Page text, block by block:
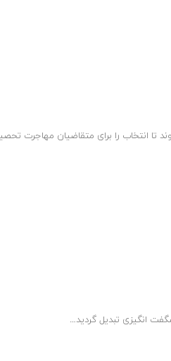
تا انتخاب را برای متقاضیان مهاجرت
‌انگیزی تبدیل گردید…